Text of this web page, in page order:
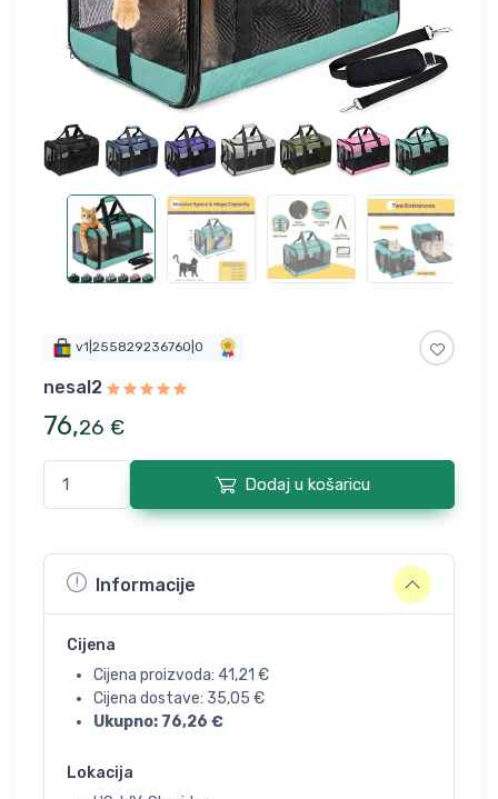
v1|255829236760|0
nesal2
76,26 €
Dodaj u košaricu
Informacije
Cijena
Cijena proizvoda: 41,21 €
Cijena dostave: 35,05 €
Ukupno: 76,26 €
Lokacija